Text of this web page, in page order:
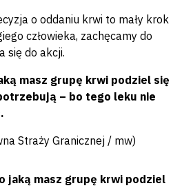
o oddaniu krwi to mały krok
człowieka, zachęcamy do
się do akcji.
masz grupę krwi podziel się
– bo tego leku nie
Straży Granicznej / mw)
jaką masz grupę krwi podziel